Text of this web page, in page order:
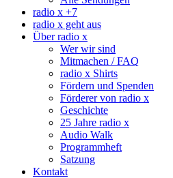
radio x +7
radio x geht aus
Über radio x
Wer wir sind
Mitmachen / FAQ
radio x Shirts
Fördern und Spenden
Förderer von radio x
Geschichte
25 Jahre radio x
Audio Walk
Programmheft
Satzung
Kontakt